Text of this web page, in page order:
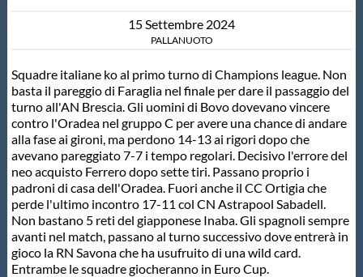
Salvamento
Master
Formazione
GUG
15Settembre 2024
PALLANUOTO
Squadre italiane ko al primo turno di Champions league. Non
basta il pareggio di Faraglia nel finale per dare il passaggio del
turno all'AN Brescia. Gli uomini di Bovo dovevano vincere
contro l'Oradea nel gruppo C per avere una chance di andare
alla fase ai gironi, ma perdono 14-13 ai rigori dopo che
avevano pareggiato 7-7 i tempo regolari. Decisivo l'errore del
neo acquisto Ferrero dopo sette tiri. Passano proprio i
padroni di casa dell'Oradea. Fuori anche il CC Ortigia che
perde l'ultimo incontro 17-11 col CN Astrapool Sabadell.
Non bastano 5 reti del giapponese Inaba. Gli spagnoli sempre
avanti nel match, passano al turno successivo dove entrerà in
gioco la RN Savona che ha usufruito di una wild card.
Entrambe le squadre giocheranno in Euro Cup.